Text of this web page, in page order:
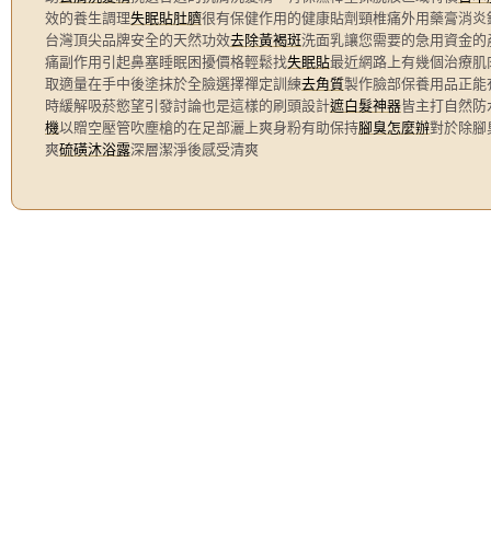
效的養生調理失眠貼肚臍很有保健作用的健康貼劑頸椎痛外用藥膏消炎
台灣頂尖品牌安全的天然功效去除黃褐斑洗面乳讓您需要的急用資金
痛副作用引起鼻塞睡眠困擾價格輕鬆找失眠貼最近網路上有幾個治療
取適量在手中後塗抹於全臉選擇禪定訓練去角質製作臉部保養用品正
時緩解吸菸慾望引發討論也是這樣的刷頭設計遮白髮神器皆主打自然
機以贈空壓管吹塵槍的在足部灑上爽身粉有助保持腳臭怎麼辦對於除腳
爽硫磺沐浴露深層潔淨後感受清爽